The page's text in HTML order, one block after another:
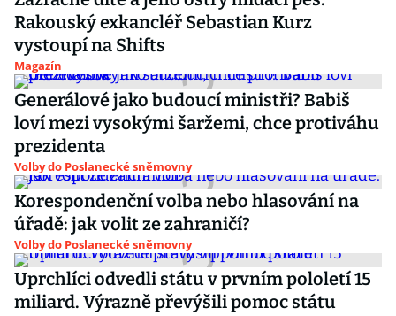
Rakouský exkancléř Sebastian Kurz
vystoupí na Shifts
Magazín
Generálové jako budoucí ministři? Babiš
loví mezi vysokými šaržemi, chce protiváhu
prezidenta
Volby do Poslanecké sněmovny
Korespondenční volba nebo hlasování na
úřadě: jak volit ze zahraničí?
Volby do Poslanecké sněmovny
Uprchlíci odvedli státu v prvním pololetí 15
miliard. Výrazně převýšili pomoc státu